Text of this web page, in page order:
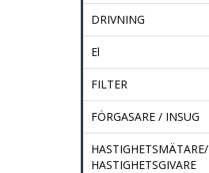
DRIVNING
El
FILTER
FÖRGASARE / INSUG
HASTIGHETSMÄTARE/
HASTIGHETSGIVARE